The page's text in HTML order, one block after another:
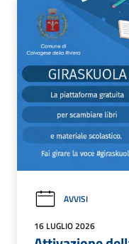
AVVISI
16 LUGLIO 2026